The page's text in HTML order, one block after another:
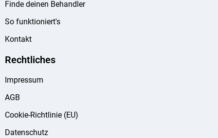
Finde deinen Behandler
So funktioniert's
Kontakt
Rechtliches
Impressum
AGB
Cookie-Richtlinie (EU)
Datenschutz